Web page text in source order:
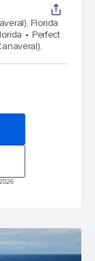
Florida
Perfect